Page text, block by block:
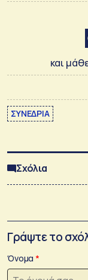
και
ΣΥΝΕΔΡΙΑ
Σχόλια
Γράψτε το
Όνομα